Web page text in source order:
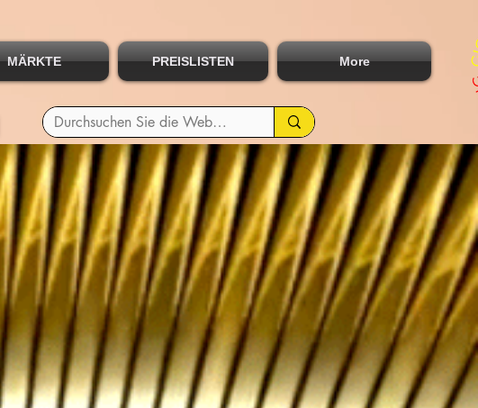
MÄRKTE PREISLISTEN More